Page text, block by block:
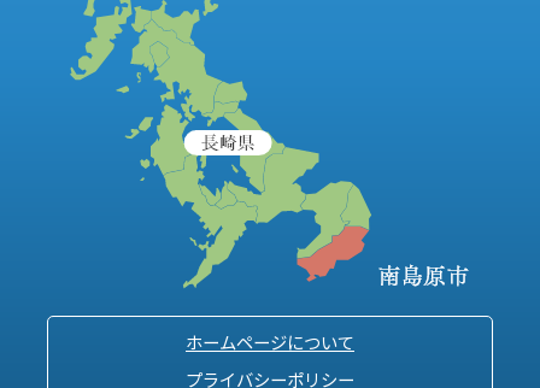
ホームページについて
プライバシーポリシー